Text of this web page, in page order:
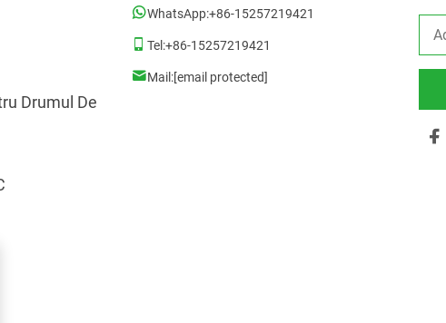
Drumul De
WhatsApp:+86-15257219421
Tel:+86-15257219421
Mail:[email protected]